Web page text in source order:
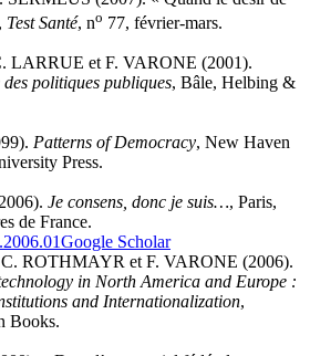
Test Santé, no 77, février-mars.
LARRUE et F. VARONE (2001).
politiques publiques, Bâle, Helbing &
Patterns of Democracy, New Haven
Press.
Je consens, donc je suis…, Paris,
de France.
Google Scholar
ROTHMAYR et F. VARONE (2006).
in North America and Europe :
and Internationalization,
Books.